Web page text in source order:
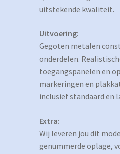
uitstekende kwaliteit.
Uitvoering:
Gegoten metalen
onderdelen.
toegangspanelen en
markeringen en
inclusief standaard en
Extra:
Wij leveren jou dit
genummerde oplage,